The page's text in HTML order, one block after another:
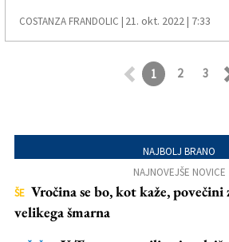
COSTANZA FRANDOLIC | 21. okt. 2022 | 7:33
1 2 3
NAJBOLJ BRANO
NAJNOVEJŠE NOVICE
ŠE Vročina se bo, kot kaže,
velikega šmarna